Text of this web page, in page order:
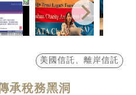
美國信託、離岸信託
承稅務黑洞